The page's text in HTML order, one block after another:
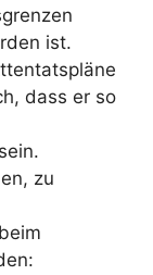
ist.
dass er so
zu